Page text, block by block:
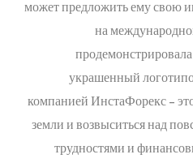
может предложить ему свою
на
украшенный
компанией ИнстаФорекс –
земли и возвыситься над
трудностями и